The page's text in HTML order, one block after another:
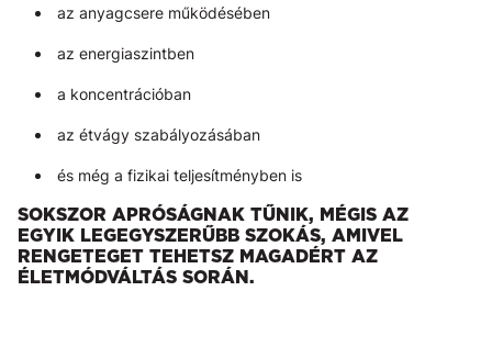
az anyagcsere működésében
az energiaszintben
a koncentrációban
az étvágy szabályozásában
és még a fizikai teljesítményben is
SOKSZOR APRÓSÁGNAK TŰNIK, MÉGIS AZ
EGYIK LEGEGYSZERŰBB SZOKÁS, AMIVEL
RENGETEGET TEHETSZ MAGADÉRT AZ
ÉLETMÓDVÁLTÁS SORÁN.